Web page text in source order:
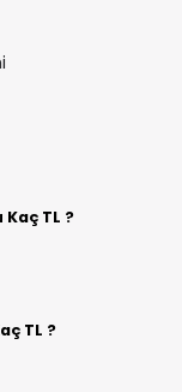
TL ?
TL ?